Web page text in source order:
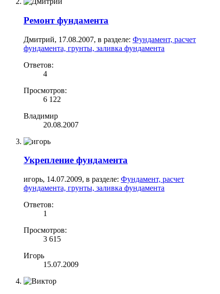
Ремонт фундамента
Дмитрий, 17.08.2007, в разделе: Фундамент, расчет
фундамента, грунты, заливка фундамента
Ответов:
4
Просмотров:
6 122
Владимир
20.08.2007
Укрепление фундамента
игорь, 14.07.2009, в разделе: Фундамент, расчет
фундамента, грунты, заливка фундамента
Ответов:
1
Просмотров:
3 615
Игорь
15.07.2009